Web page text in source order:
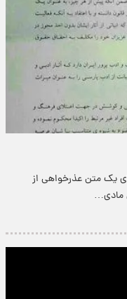
یک متن عذرخواهی از
مادی…